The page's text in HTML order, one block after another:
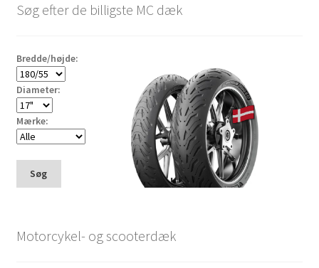
Søg efter de billigste MC dæk
Bredde/højde:
Diameter:
Mærke:
Søg
Motorcykel- og scooterdæk